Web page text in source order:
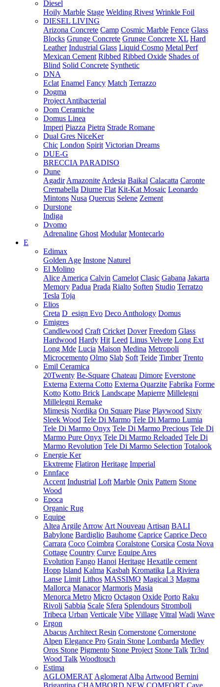
Diesel
Hoily Marble Stage Welding Rivest Wrinkle Foil
DIESEL LIVING
Arizona Concrete Camp Cosmic Marble Fence Glass
Blocks Grunge Concrete Grunge Concrete XL Hard
Leather Industrial Glass Liquid Cosmo Metal Perf
Mexican Cement Ribbed Ribbed Oxide Shades of
Blind Solid Concrete Synthetic
DNA
Eclat Enamel Fancy Match Terrazzo
Dogma
Project Antibacterial
Dom Ceramiche
Domus Linea
Imperi Piazza Pietra Strade Romane
Dual Gres NiceKer
Chic London Spirit Victorian Dreams
DUE-G
BRECCIA PARADISO
Dune
Agadir Amazonite Ardesia Baikal Calacatta Caronte
Cremabella Diurne Flat Kit-Kat Mosaic Leonardo
Mintons Nusa Quercus Selene Zement
Durstone
Indiga
Dvomo
Adrenaline Ghost Modular Montecarlo
E
Edimax
Golden Age Instone Naturel
El Molino
Alice America Calvin Camelot Clasic Gabana Jakarta
Memory Padua Prada Rialto Soften Studio Terratzo
Tesla Toja
Elios
Creta D_esign Evo Deco Anthology Domus
Emigres
Candlewood Craft Cricket Dover Freedom Glass
Hardwood Hardy Hit Leed Linus Velvete Long Ext
Long Mde Lucia Maison Medina Metropoli
Microcemento Olmo Slab Soft Teide Timber Trento
Emil Ceramica
20Twenty Be-Square Chateau Dimore Everstone
Externa Externa Cotto Externa Quarzite Fabrika Forme
Kotto Kotto Brick Landscape Mapierre Millelegni
Millelegni Remake
Mimesis Nordika On Square Piase Playwood Sixty
Sleek Wood Tele Di Marmo Tele Di Marmo Lumia
Tele Di Marmo Onyx Tele Di Marmo Precious Tele Di
Marmo Pure Onyx Tele Di Marmo Reloaded Tele Di
Marmo Revolution Tele Di Marmo Selection Totalook
Energie Ker
Ekxtreme Flatiron Heritage Imperial
Ennface
Accent Industrial Loft Marble Onix Pattern Stone
Wood
Epoca
Organic Rug
Equipe
Altea Argile Arrow Art Nouveau Artisan BALI
Babylone Bardiglio Bauhome Caprice Caprice Deco
Carrara Coco Coimbra Coralstone Corsica Costa Nova
Cottage Country Curve Equipe Ares
Evolution Fango Hanoi Heritage Hexatile cement
Hopp Island Kalma Kasbah Kromatika La Riviera
Lanse Limit Lithos MASSIMO Magical 3 Magma
Mallorca Manacor Marmoris Masia
Menorca Metro Micro Octagon Oxide Porto Raku
Rivoli Sabbia Scale Sfera Splendours Stromboli
Tribeca Urban Verticale Vibe Village Vitral Wadi Wave
Ergon
Abacus Architect Resin Cornerstone Cornerstone
Alpen Elegance Pro Grain Stone Lombarda Medley
Oros Stone Pigmento Stone Project Stone Talk Tr3nd
Wood Talk Woodtouch
Estima
AGLOMERAT Aglomerat Alba Artwood Bernini